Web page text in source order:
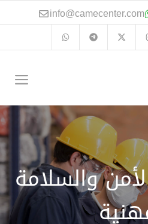
info@camecenter.com
والسلامة